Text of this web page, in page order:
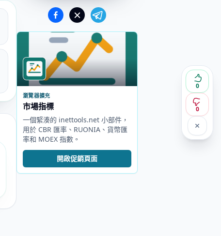
0
0
瀏覽器擴充
市場指標
一個緊湊的 inettools.net 小部件，
用於 CBR 匯率、RUONIA、貨幣匯
率和 MOEX 指數。
開啟促銷頁面